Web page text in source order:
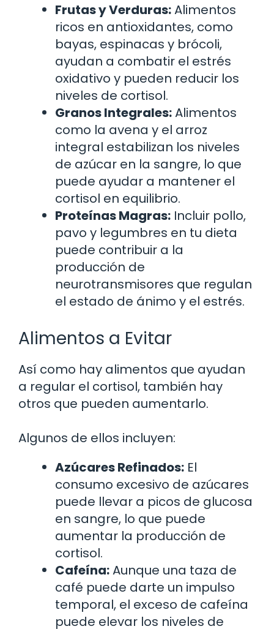
Frutas y Verduras:Alimentos
ricos en antioxidantes, como
bayas, espinacas y brócoli,
ayudan a combatir el estrés
oxidativo y pueden reducir los
niveles de cortisol.
Granos Integrales:Alimentos
como la avena y el arroz
integral estabilizan los niveles
de azúcar en la sangre, lo que
puede ayudar a mantener el
cortisol en equilibrio.
Proteínas Magras: Incluir pollo,
pavo y legumbres en tu dieta
puede contribuir a la
producción de
neurotransmisores que regulan
el estado de ánimo y el estrés.
Alimentos a Evitar
Así como hay alimentos que ayudan
a regular el cortisol, también hay
otros que pueden aumentarlo.
Algunos de ellos incluyen:
Azúcares Refinados: El
consumo excesivo de azúcares
puede llevar a picos de glucosa
en sangre, lo que puede
aumentar la producción de
cortisol.
Cafeína:Aunque una taza de
café puede darte un impulso
temporal, el exceso de cafeína
puede elevar los niveles de